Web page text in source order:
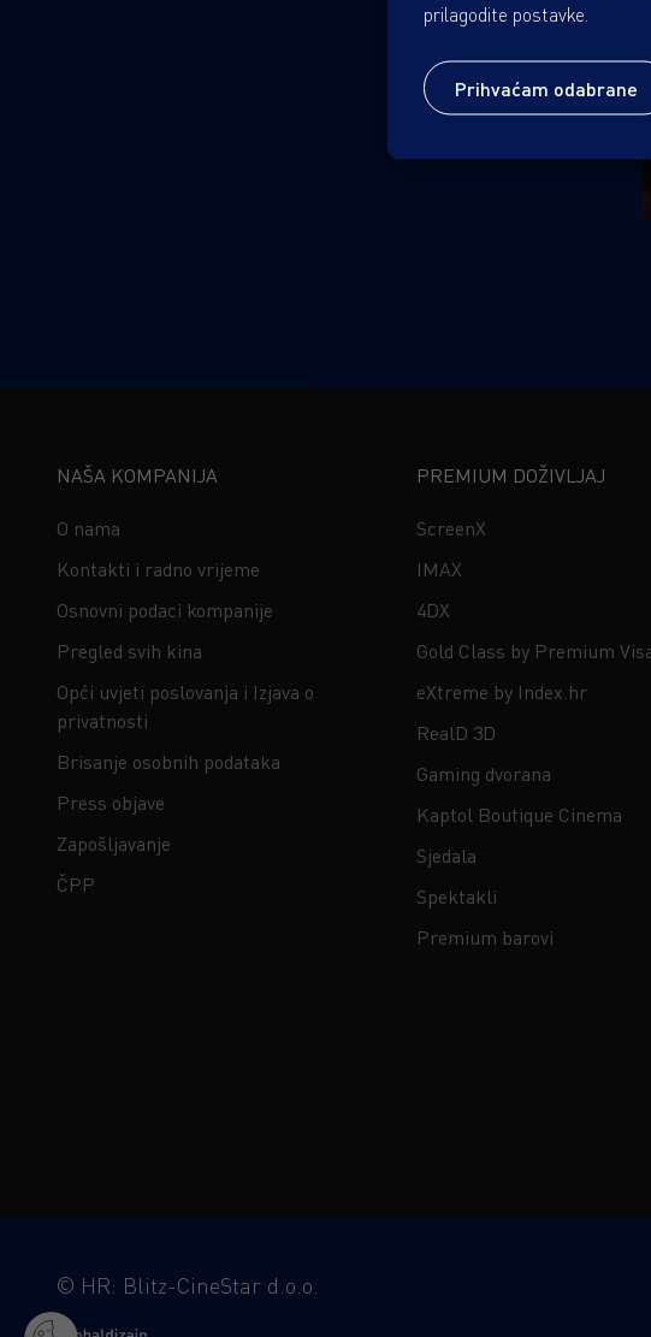
NAŠA KOMPANIJA
O nama
Kontakti i radno vrijeme
Osnovni podaci kompanije
Pregled svih kina
Opći uvjeti poslovanja i Izjava o
privatnosti
Brisanje osobnih podataka
Press objave
Zapošljavanje
ČPP
PREMIUM DOŽIVLJAJ
ScreenX
IMAX
4DX
Gold Class by Premium
eXtreme by Index.hr
RealD 3D
Gaming dvorana
Kaptol Boutique Cinema
Sjedala
Spektakli
Premium barovi
© HR: Blitz-CineStar d.o.o.
prilagodite postavke.
Prihvaćam odabrane